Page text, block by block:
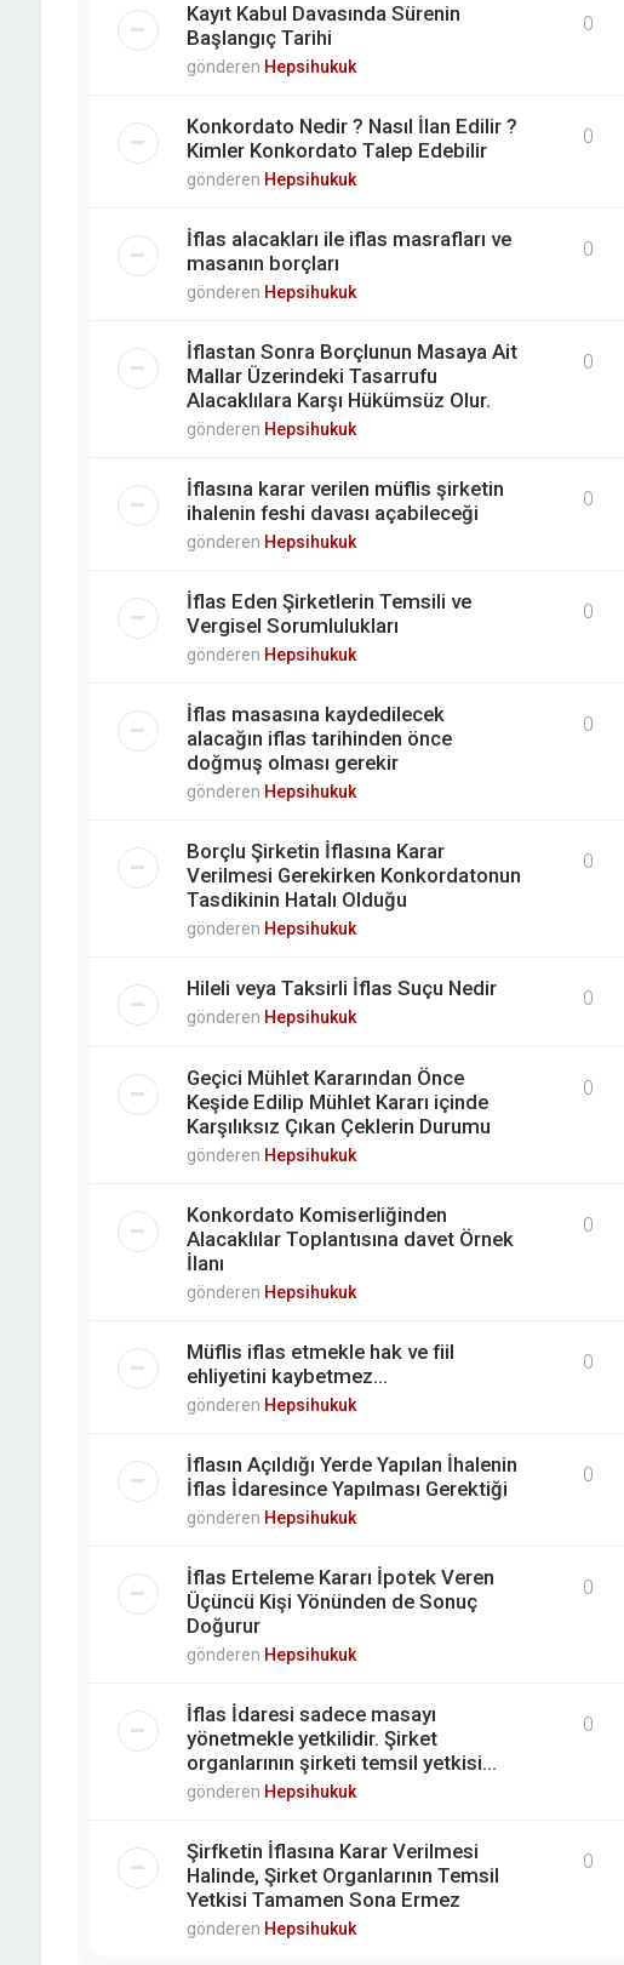
Kayıt Kabul Davasında Sürenin
Başlangıç Tarihi
gönderen Hepsihukuk
0
Konkordato Nedir ? Nasıl İlan Edilir ?
Kimler Konkordato Talep Edebilir
gönderen Hepsihukuk
0
İflas alacakları ile iflas masrafları ve
masanın borçları
gönderen Hepsihukuk
0
İflastan Sonra Borçlunun Masaya Ait
Mallar Üzerindeki Tasarrufu
Alacaklılara Karşı Hükümsüz Olur.
gönderen Hepsihukuk
0
İflasına karar verilen müflis şirketin
ihalenin feshi davası açabileceği
gönderen Hepsihukuk
0
İflas Eden Şirketlerin Temsili ve
Vergisel Sorumlulukları
gönderen Hepsihukuk
0
İflas masasına kaydedilecek
alacağın iflas tarihinden önce
doğmuş olması gerekir
gönderen Hepsihukuk
0
Borçlu Şirketin İflasına Karar
Verilmesi Gerekirken Konkordatonun
Tasdikinin Hatalı Olduğu
gönderen Hepsihukuk
0
Hileli veya Taksirli İflas Suçu Nedir
gönderen Hepsihukuk
0
Geçici Mühlet Kararından Önce
Keşide Edilip Mühlet Kararı içinde
Karşılıksız Çıkan Çeklerin Durumu
gönderen Hepsihukuk
0
Konkordato Komiserliğinden
Alacaklılar Toplantısına davet Örnek
İlanı
gönderen Hepsihukuk
0
Müflis iflas etmekle hak ve fiil
ehliyetini kaybetmez...
gönderen Hepsihukuk
0
İflasın Açıldığı Yerde Yapılan İhalenin
İflas İdaresince Yapılması Gerektiği
gönderen Hepsihukuk
0
İflas Erteleme Kararı İpotek Veren
Üçüncü Kişi Yönünden de Sonuç
Doğurur
gönderen Hepsihukuk
0
İflas İdaresi sadece masayı
yönetmekle yetkilidir. Şirket
organlarının şirketi temsil yetkisi...
gönderen Hepsihukuk
0
Şirfketin İflasına Karar Verilmesi
Halinde, Şirket Organlarının Temsil
Yetkisi Tamamen Sona Ermez
gönderen Hepsihukuk
0